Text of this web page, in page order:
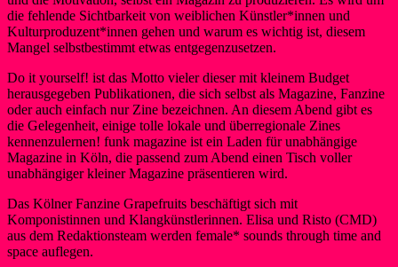
die fehlende Sichtbarkeit von weiblichen Künstler*innen und
Kulturproduzent*innen gehen und warum es wichtig ist, diesem
Mangel selbstbestimmt etwas entgegenzusetzen.
Do it yourself! ist das Motto vieler dieser mit kleinem Budget
herausgegeben Publikationen, die sich selbst als Magazine, Fanzine
oder auch einfach nur Zine bezeichnen. An diesem Abend gibt es
die Gelegenheit, einige tolle lokale und überregionale Zines
kennenzulernen! funk magazine ist ein Laden für unabhängige
Magazine in Köln, die passend zum Abend einen Tisch voller
unabhängiger kleiner Magazine präsentieren wird.
Das Kölner Fanzine Grapefruits beschäftigt sich mit
Komponistinnen und Klangkünstlerinnen. Elisa und Risto (CMD)
aus dem Redaktionsteam werden female* sounds through time and
space auflegen.